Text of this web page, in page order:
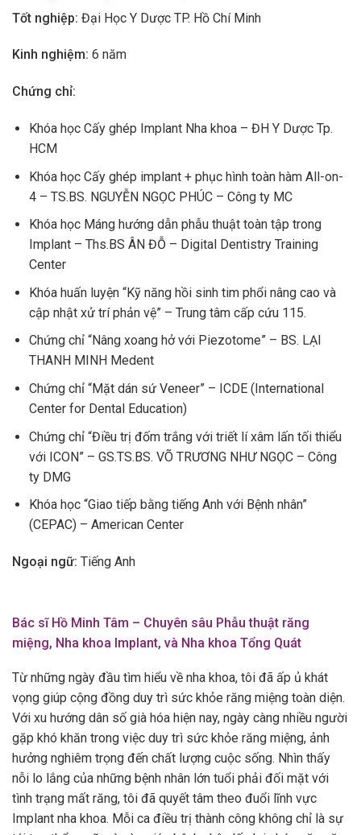
Tốt nghiệp: Đại Học Y Dược TP. Hồ Chí Minh
Kinh nghiệm: 6 năm
Chứng chỉ:
Khóa học Cấy ghép Implant Nha khoa – ĐH Y Dược Tp.
HCM
Khóa học Cấy ghép implant + phục hình toàn hàm All-on-
4 – TS.BS. NGUYỄN NGỌC PHÚC – Công ty MC
Khóa học Máng hướng dẫn phẫu thuật toàn tập trong
Implant – Ths.BS ÂN ĐỖ – Digital Dentistry Training
Center
Khóa huấn luyện “Kỹ năng hồi sinh tim phổi nâng cao và
cập nhật xử trí phản vệ” – Trung tâm cấp cứu 115.
Chứng chỉ “Nâng xoang hở với Piezotome” – BS. LẠI
THANH MINH Medent
Chứng chỉ “Mặt dán sứ Veneer” – ICDE (International
Center for Dental Education)
Chứng chỉ “Điều trị đốm trắng với triết lí xâm lấn tối thiểu
với ICON” – GS.TS.BS. VÕ TRƯƠNG NHƯ NGỌC – Công
ty DMG
Khóa học “Giao tiếp bằng tiếng Anh với Bệnh nhân”
(CEPAC) – American Center
Ngoại ngữ: Tiếng Anh
Bác sĩ Hồ Minh Tâm – Chuyên sâu Phẫu thuật răng
miệng, Nha khoa Implant, và Nha khoa Tổng Quát
Từ những ngày đầu tìm hiểu về nha khoa, tôi đã ấp ủ khát
vọng giúp cộng đồng duy trì sức khỏe răng miệng toàn diện.
Với xu hướng dân số già hóa hiện nay, ngày càng nhiều người
gặp khó khăn trong việc duy trì sức khỏe răng miệng, ảnh
hưởng nghiêm trọng đến chất lượng cuộc sống. Nhìn thấy
nỗi lo lắng của những bệnh nhân lớn tuổi phải đối mặt với
tình trạng mất răng, tôi đã quyết tâm theo đuổi lĩnh vực
Implant nha khoa. Mỗi ca điều trị thành công không chỉ là sự